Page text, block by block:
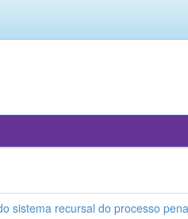
sistema recursal do processo